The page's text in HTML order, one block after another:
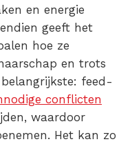
en energie
geeft het
hoe ze
en trots
feed-
conflicten
waardoor
Het kan zo